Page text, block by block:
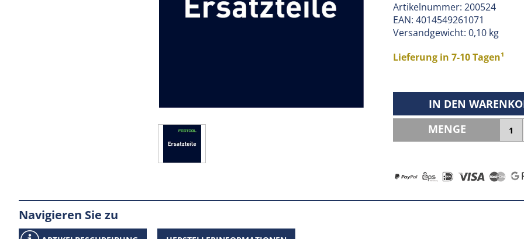
Artikelnummer: 200524
EAN: 4014549261071
Versandgewicht: 0,10 kg
Lieferung in 7-10 Tagen¹
IN DEN
MENGE
Navigieren Sie zu